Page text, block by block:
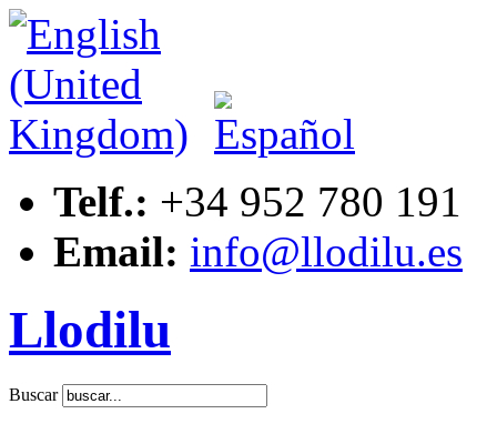
Telf.: +34 952 780 191
Email: info@llodilu.es
Llodilu
Buscar